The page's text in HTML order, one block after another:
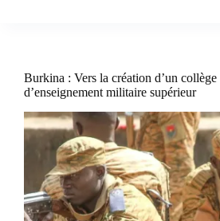
Burkina : Vers la création d’un collège
d’enseignement militaire supérieur